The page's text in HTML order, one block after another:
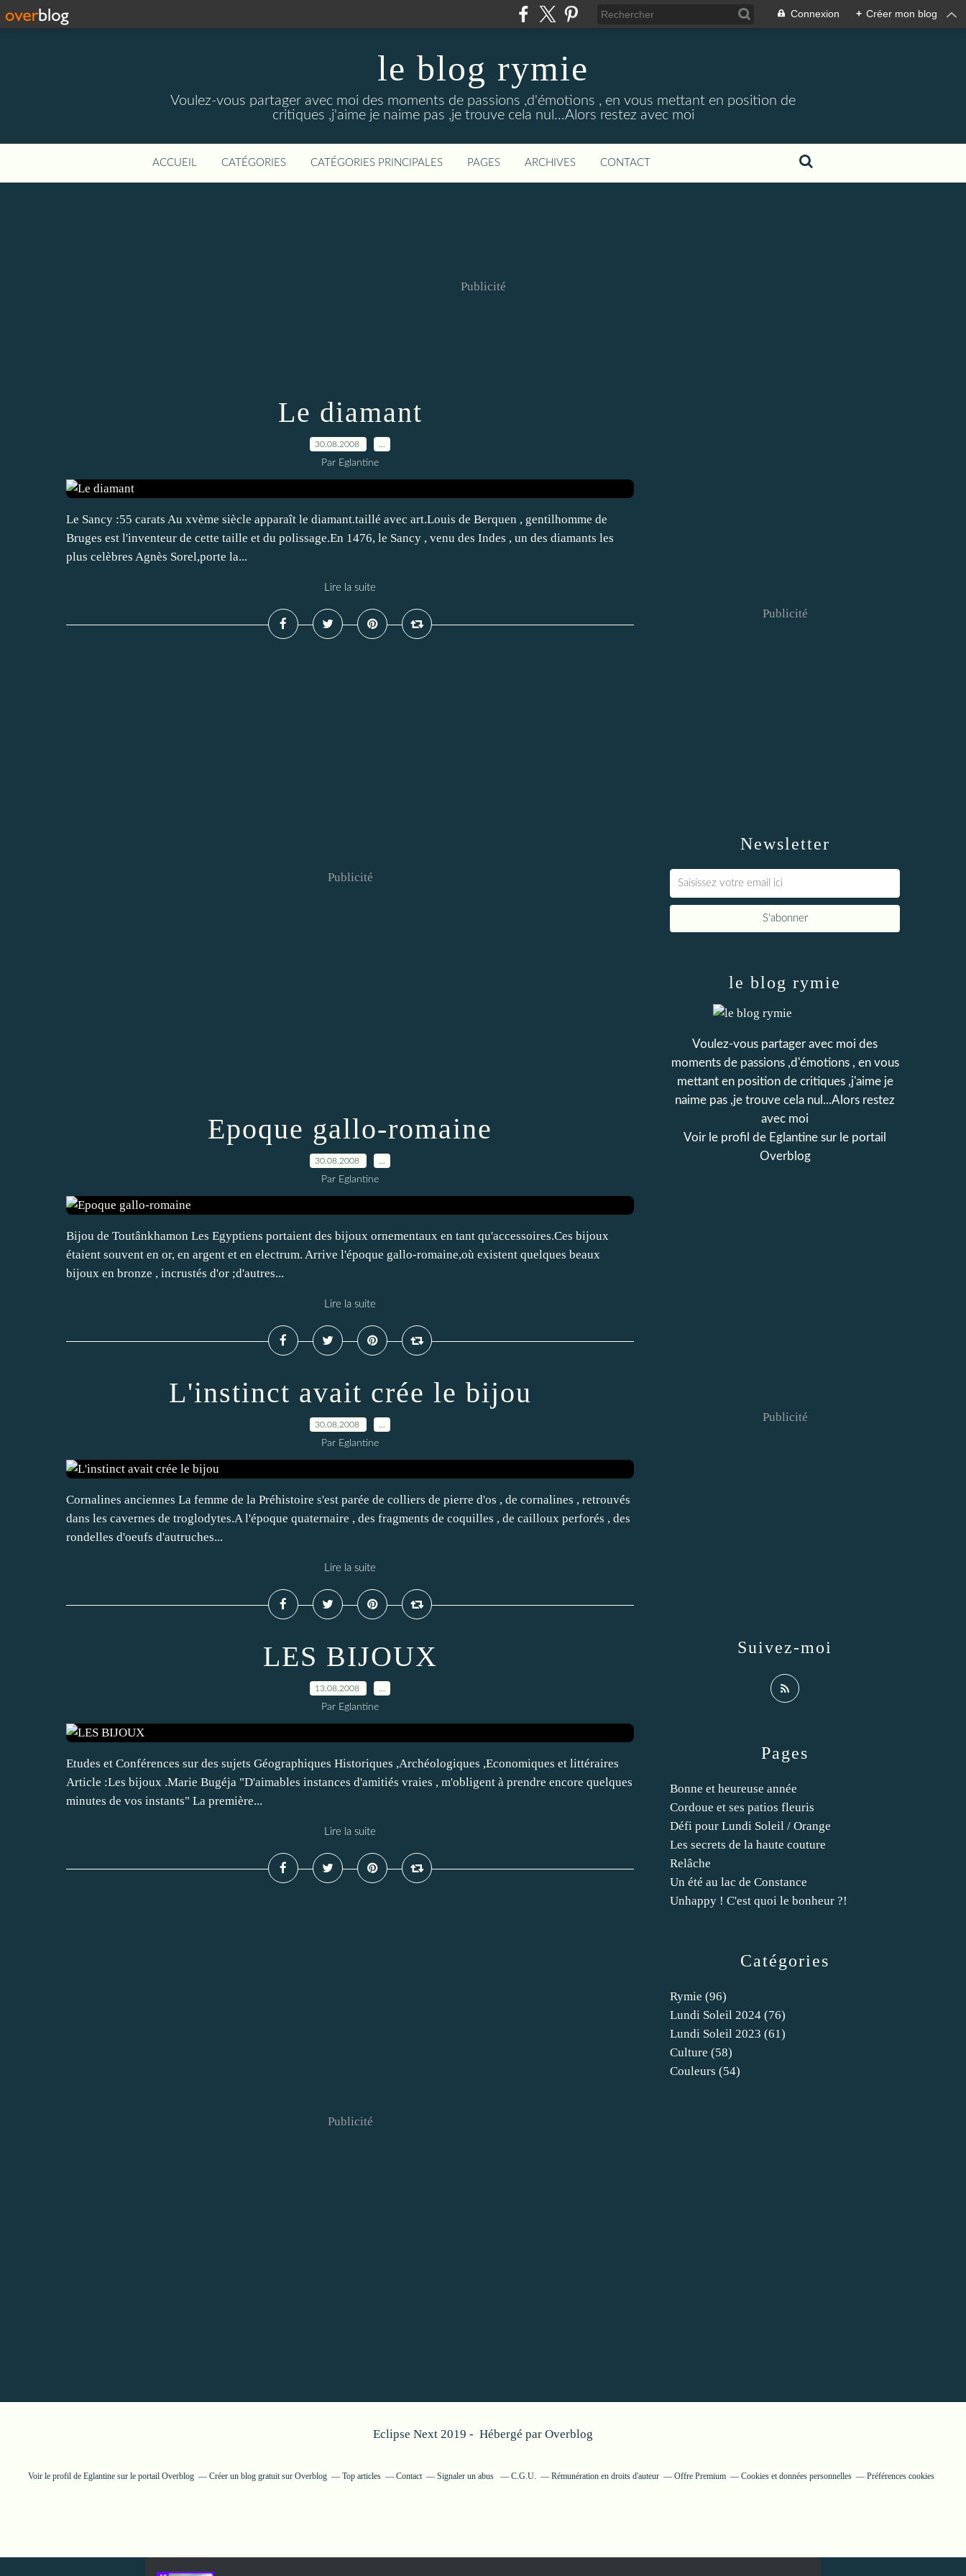
Connexion + Créer mon blog
le blog rymie
Voulez-vous partager avec moi des moments de passions ,d'émotions , en vous mettant en position de
critiques ,j'aime je naime pas ,je trouve cela nul...Alors restez avec moi
ACCUEIL CATÉGORIES CATÉGORIES PRINCIPALES PAGES ARCHIVES CONTACT
Publicité
Le diamant
30.08.2008
Par Eglantine
Le Sancy :55 carats Au xvème siècle apparaît le diamant.taillé avec art.Louis de Berquen , gentilhomme de
Bruges est l'inventeur de cette taille et du polissage.En 1476, le Sancy , venu des Indes , un des diamants les
plus celèbres Agnès Sorel,porte la...
Lire la suite
Publicité
Epoque gallo-romaine
30.08.2008
Par Eglantine
Bijou de Toutânkhamon Les Egyptiens portaient des bijoux ornementaux en tant qu'accessoires.Ces bijoux
étaient souvent en or, en argent et en electrum. Arrive l'époque gallo-romaine,où existent quelques beaux
bijoux en bronze , incrustés d'or ;d'autres...
Lire la suite
L'instinct avait crée le bijou
30.08.2008
Par Eglantine
Cornalines anciennes La femme de la Préhistoire s'est parée de colliers de pierre d'os , de cornalines , retrouvés
dans les cavernes de troglodytes.A l'époque quaternaire , des fragments de coquilles , de cailloux perforés , des
rondelles d'oeufs d'autruches...
Lire la suite
LES BIJOUX
13.08.2008
Par Eglantine
Etudes et Conférences sur des sujets Géographiques Historiques ,Archéologiques ,Economiques et littéraires
Article :Les bijoux .Marie Bugéja "D'aimables instances d'amitiés vraies , m'obligent à prendre encore quelques
minutes de vos instants" La première...
Lire la suite
Publicité
Newsletter
Publicité
Catégories
Rymie (96)
Lundi Soleil 2024 (76)
Lundi Soleil 2023 (61)
Culture (58)
Couleurs (54)
Pages
Bonne et heureuse année
Cordoue et ses patios fleuris
Défi pour Lundi Soleil / Orange
Les secrets de la haute couture
Relâche
Un été au lac de Constance
Unhappy ! C'est quoi le bonheur ?!
le blog rymie
Voulez-vous partager avec moi des
moments de passions ,d'émotions , en vous
mettant en position de critiques ,j'aime je
naime pas ,je trouve cela nul...Alors restez
avec moi
Voir le profil de Eglantine sur le portail
Overblog
Suivez-moi
Publicité
Eclipse Next 2019 - Hébergé par Overblog
Voir le profil de Eglantinesur le portail Overblog Créer un blog gratuit sur Overblog Top articles Contact Signaler un abus C.G.U. Rémunération en droits d'auteur Offre Premium Cookies et données personnelles Préférences cookies